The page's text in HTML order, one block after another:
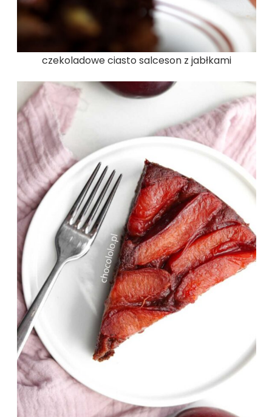
czekoladowe ciasto salceson z jabłkami